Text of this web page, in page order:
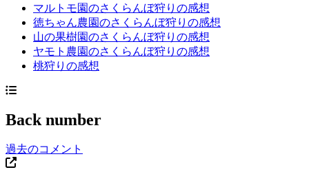
マルトモ園のさくらんぼ狩りの感想
徳ちゃん農園のさくらんぼ狩りの感想
山の果樹園のさくらんぼ狩りの感想
ヤモト農園のさくらんぼ狩りの感想
桃狩りの感想
Back number
過去のコメント